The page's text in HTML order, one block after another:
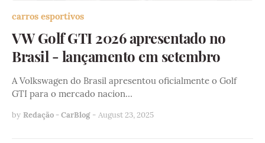
carros esportivos
VW Golf GTI 2026 apresentado no
Brasil - lançamento em setembro
A Volkswagen do Brasil apresentou oficialmente o Golf
GTI para o mercado nacion…
by Redação - CarBlog - August 23, 2025